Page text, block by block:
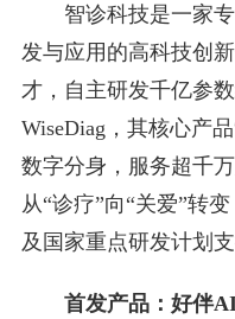
智诊科技是一家
发与应用的高科技创
才，自主研发千亿参
WiseDiag，其核心产
数字分身，服务超千
从“诊疗”向“关爱”转
及国家重点研发计划支
首发产品：好伴